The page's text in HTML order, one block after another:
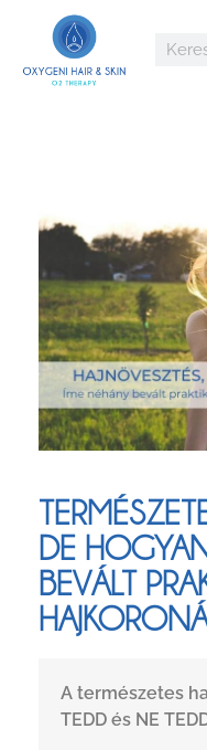
DE
BEVÁLT
A természetes
TEDD és NE